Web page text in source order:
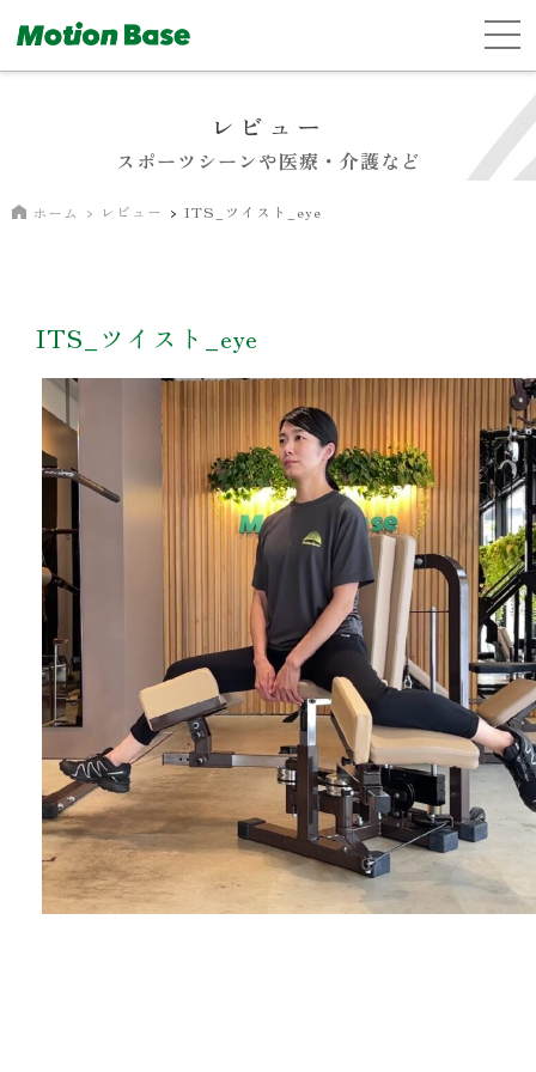
レビュー
スポーツシーンや医療・介護など
ホーム レビュー ITS_ツイスト_eye
ITS_ツイスト_eye